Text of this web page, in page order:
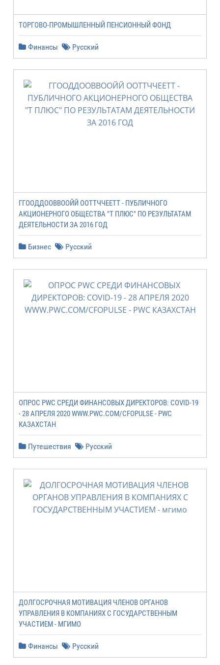
ТОРГОВО-ПРОМЫШЛЕННЫЙ ПЕНСИОННЫЙ ФОНД
Финансы Русский
ГГООДДООВВООЙЙ ООТТЧЧЕЕТТ - ПУБЛИЧНОГО
АКЦИОНЕРНОГО ОБЩЕСТВА "Т ПЛЮС" ПО РЕЗУЛЬТАТАМ
ДЕЯТЕЛЬНОСТИ ЗА 2016 ГОД
Бизнес Русский
ОПРОС PWC СРЕДИ ФИНАНСОВЫХ ДИРЕКТОРОВ: COVID-19
- 28 АПРЕЛЯ 2020 WWW.PWC.COM/CFOPULSE - PWC
КАЗАХСТАН
Путешествия Русский
ДОЛГОСРОЧНАЯ МОТИВАЦИЯ ЧЛЕНОВ ОРГАНОВ
УПРАВЛЕНИЯ В КОМПАНИЯХ С ГОСУДАРСТВЕННЫМ
УЧАСТИЕМ - МГИМО
Финансы Русский